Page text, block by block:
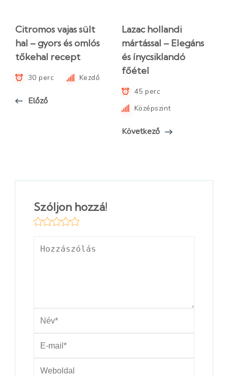
Citromos vajas sült
hal – gyors és omlós
tőkehal recept
30 perc Kezdő
Előző
Lazac hollandi
mártással – Elegáns
és ínycsiklandó
főétel
45 perc
Középszint
Következő
Szóljon hozzá!